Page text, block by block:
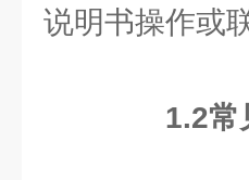
说明书操作或
1.2常